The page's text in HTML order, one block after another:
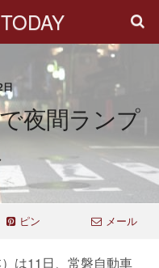
夜間ランプ
ピン メール
は11日、常磐自動車